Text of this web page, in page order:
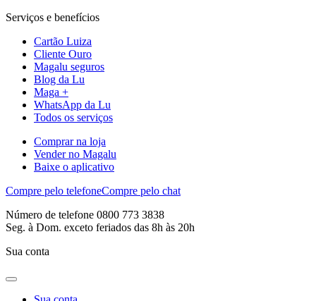
Serviços e benefícios
Cartão Luiza
Cliente Ouro
Magalu seguros
Blog da Lu
Maga +
WhatsApp da Lu
Todos os serviços
Comprar na loja
Vender no Magalu
Baixe o aplicativo
Compre pelo telefoneCompre pelo chat
Número de telefone 0800 773 3838
Seg. à Dom. exceto feriados das 8h às 20h
Sua conta